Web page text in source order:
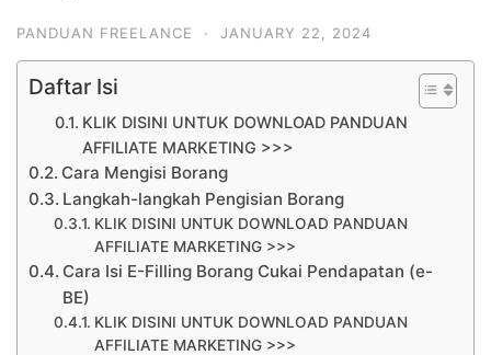
PANDUAN FREELANCE · JANUARY 22, 2024
Daftar Isi
KLIK DISINI UNTUK DOWNLOAD PANDUAN
AFFILIATE MARKETING >>>
Cara Mengisi Borang
Langkah-langkah Pengisian Borang
KLIK DISINI UNTUK DOWNLOAD PANDUAN
AFFILIATE MARKETING >>>
Cara Isi E-Filling Borang Cukai Pendapatan (e-
BE)
KLIK DISINI UNTUK DOWNLOAD PANDUAN
AFFILIATE MARKETING >>>